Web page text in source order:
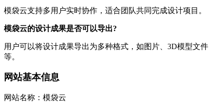
模袋云支持多用户实时协作，适合团队共同完成设计项目。
模袋云的设计成果是否可以导出?
用户可以将设计成果导出为多种格式，如图片、3D模型文件
等。
网站基本信息
网站名称：模袋云